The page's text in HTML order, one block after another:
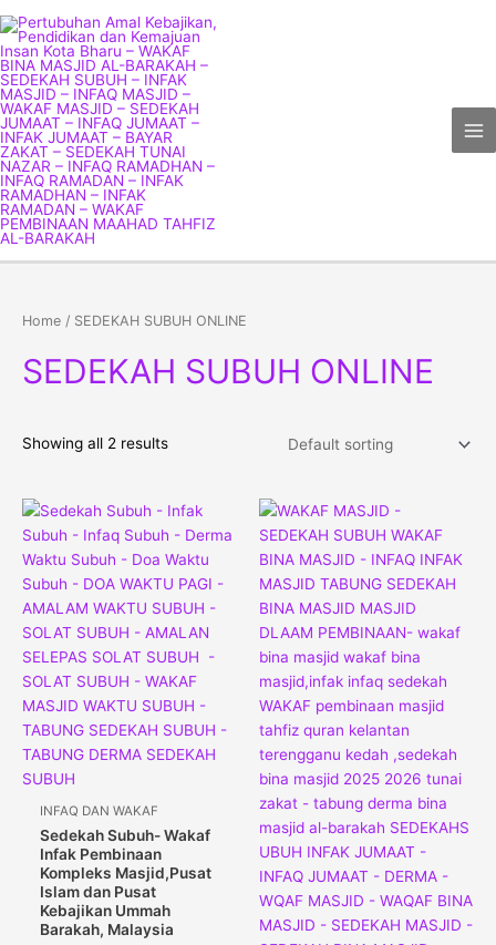
to
content
Home / SEDEKAH SUBUH ONLINE
SEDEKAH SUBUH ONLINE
Showing all 2 results
INFAQ DAN WAKAF
Sedekah Subuh- Wakaf
Infak Pembinaan
Kompleks Masjid,Pusat
Islam dan Pusat
Kebajikan Ummah
Barakah, Malaysia